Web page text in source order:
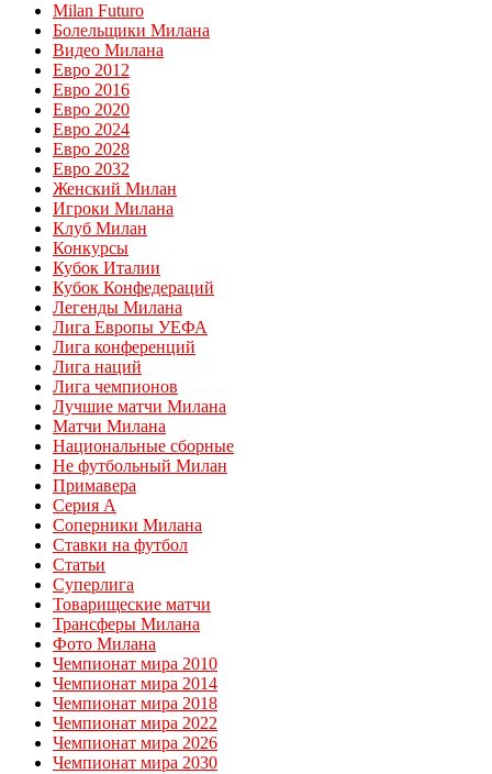
Milan Futuro
Болельщики Милана
Видео Милана
Евро 2012
Евро 2016
Евро 2020
Евро 2024
Евро 2028
Евро 2032
Женский Милан
Игроки Милана
Клуб Милан
Конкурсы
Кубок Италии
Кубок Конфедераций
Легенды Милана
Лига Европы УЕФА
Лига конференций
Лига наций
Лига чемпионов
Лучшие матчи Милана
Матчи Милана
Национальные сборные
Не футбольный Милан
Примавера
Серия А
Соперники Милана
Ставки на футбол
Статьи
Суперлига
Товарищеские матчи
Трансферы Милана
Фото Милана
Чемпионат мира 2010
Чемпионат мира 2014
Чемпионат мира 2018
Чемпионат мира 2022
Чемпионат мира 2026
Чемпионат мира 2030